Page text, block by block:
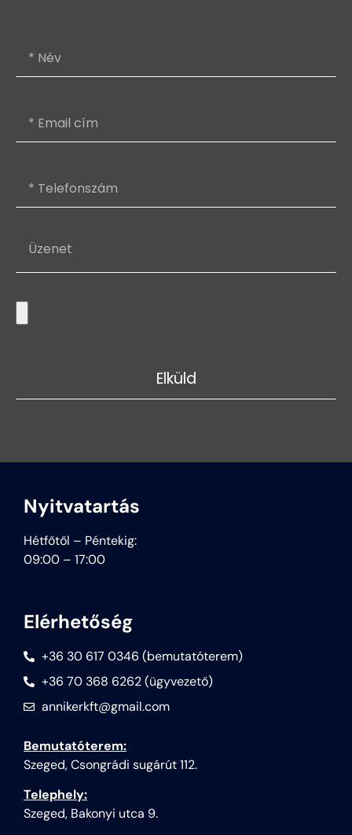
Elküld
Nyitvatartás
Hétfőtől – Péntekig:
09:00 – 17:00
Elérhetőség
+36 30 617 0346 (bemutatóterem)
+36 70 368 6262 (ügyvezető)
annikerkft@gmail.com
Bemutatóterem:
Szeged, Csongrádi sugárút 112.
Telephely:
Szeged, Bakonyi utca 9.